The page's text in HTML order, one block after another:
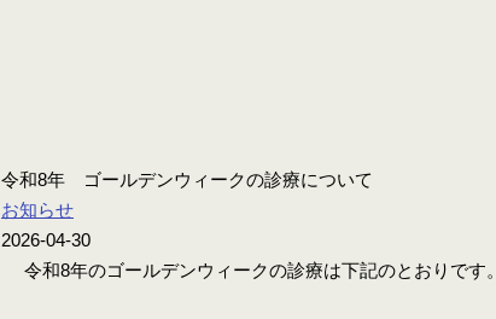
令和8年 ゴールデンウィークの診療について
お知らせ
2026-04-30
令和8年のゴールデンウィークの診療は下記のとおりです。